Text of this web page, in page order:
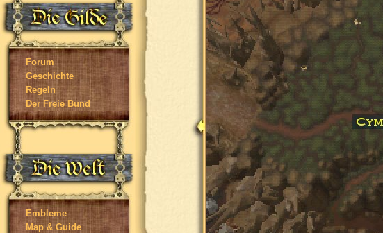
Forum
Geschichte
Regeln
Der Freie Bund
Embleme
Map & Guide